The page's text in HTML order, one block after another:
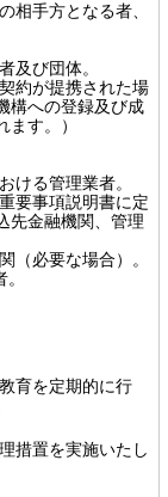
相手方となる者、
及び団体。
約が提携された場
構への登録及び成
す。）
ける管理業者。
要事項説明書に定
先金融機関、管理
（必要な場合）。
育を定期的に行
措置を実施いたし